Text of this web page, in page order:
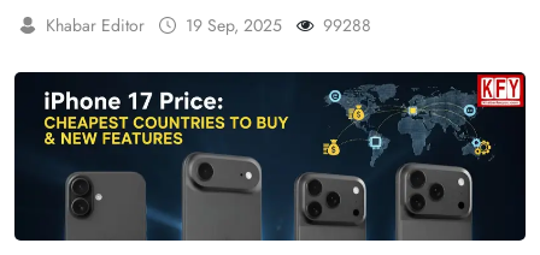
Khabar Editor 19 Sep, 2025 99288